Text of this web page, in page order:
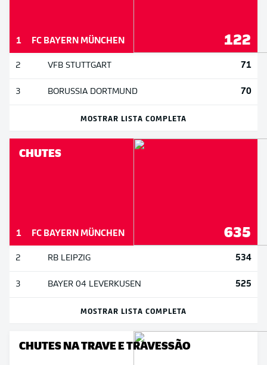
1 FC BAYERN MÜNCHEN 122
2 VFB STUTTGART 71
3 BORUSSIA DORTMUND 70
MOSTRAR LISTA COMPLETA
CHUTES
1 FC BAYERN MÜNCHEN 635
2 RB LEIPZIG 534
3 BAYER 04 LEVERKUSEN 525
MOSTRAR LISTA COMPLETA
CHUTES NA TRAVE E TRAVESSÃO